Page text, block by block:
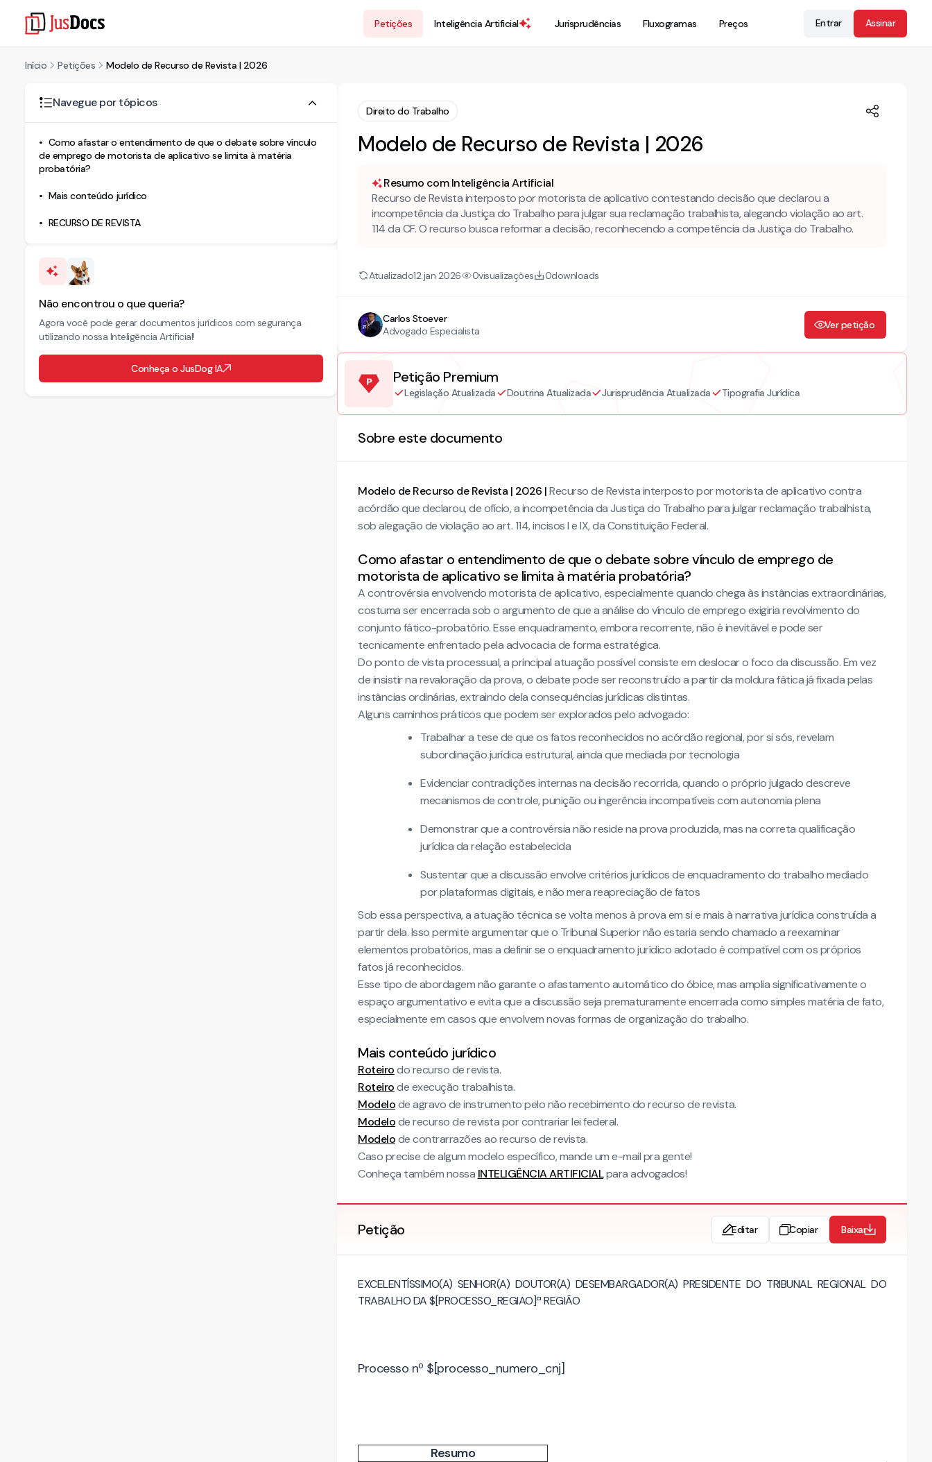
Petições Inteligência Artificial Jurisprudências Fluxogramas Preços Entrar Assinar
Início Petições Modelo de Recurso de Revista | 2026
Navegue por tópicos
Como afastar o entendimento de que o debate sobre vínculo
de emprego de motorista de aplicativo se limita à matéria
probatória?
Mais conteúdo jurídico
RECURSO DE REVISTA
Não encontrou o que queria?
Agora você pode gerar documentos jurídicos com segurança
utilizando nossa Inteligência Artificial!
Conheça o JusDog IA
Direito do Trabalho
Modelo de Recurso de Revista | 2026
Resumo com Inteligência Artificial
Recurso de Revista interposto por motorista de aplicativo contestando decisão que declarou a
incompetência da Justiça do Trabalho para julgar sua reclamação trabalhista, alegando violação ao art.
114 da CF. O recurso busca reformar a decisão, reconhecendo a competência da Justiça do Trabalho.
Atualizado12 jan 2026 0visualizações 0downloads
Carlos Stoever
Advogado Especialista
Ver petição
Petição Premium
Legislação Atualizada Doutrina Atualizada Jurisprudência Atualizada Tipografia Jurídica
Sobre este documento
Modelo de Recurso de Revista | 2026 |Recurso de Revista interposto por motorista de aplicativo contra
acórdão que declarou, de ofício, a incompetência da Justiça do Trabalho para julgar reclamação trabalhista,
sob alegação de violação ao art. 114, incisos I e IX, da Constituição Federal.
Como afastar o entendimento de que o debate sobre vínculo de emprego de
motorista de aplicativo se limita à matéria probatória?
A controvérsia envolvendo motorista de aplicativo, especialmente quando chega às instâncias extraordinárias,
costuma ser encerrada sob o argumento de que a análise do vínculo de emprego exigiria revolvimento do
conjunto fático-probatório. Esse enquadramento, embora recorrente, não é inevitável e pode ser
tecnicamente enfrentado pela advocacia de forma estratégica.
Do ponto de vista processual, a principal atuação possível consiste em deslocar o foco da discussão. Em vez
de insistir na revaloração da prova, o debate pode ser reconstruído a partir da moldura fática já fixada pelas
instâncias ordinárias, extraindo dela consequências jurídicas distintas.
Alguns caminhos práticos que podem ser explorados pelo advogado:
Trabalhar a tese de que os fatos reconhecidos no acórdão regional, por si sós, revelam
subordinação jurídica estrutural, ainda que mediada por tecnologia
Evidenciar contradições internas na decisão recorrida, quando o próprio julgado descreve
mecanismos de controle, punição ou ingerência incompatíveis com autonomia plena
Demonstrar que a controvérsia não reside na prova produzida, mas na correta qualificação
jurídica da relação estabelecida
Sustentar que a discussão envolve critérios jurídicos de enquadramento do trabalho mediado
por plataformas digitais, e não mera reapreciação de fatos
Sob essa perspectiva, a atuação técnica se volta menos à prova em si e mais à narrativa jurídica construída a
partir dela. Isso permite argumentar que o Tribunal Superior não estaria sendo chamado a reexaminar
elementos probatórios, mas a definir se o enquadramento jurídico adotado é compatível com os próprios
fatos já reconhecidos.
Esse tipo de abordagem não garante o afastamento automático do óbice, mas amplia significativamente o
espaço argumentativo e evita que a discussão seja prematuramente encerrada como simples matéria de fato,
especialmente em casos que envolvem novas formas de organização do trabalho.
Mais conteúdo jurídico
Roteirodo recurso de revista.
Roteirode execução trabalhista.
Modelode agravo de instrumento pelo não recebimento do recurso de revista.
Modelode recurso de revista por contrariar lei federal.
Modelode contrarrazões ao recurso de revista.
Caso precise de algum modelo específico, mande um e-mail pra gente!
Conheça também nossa INTELIGÊNCIA ARTIFICIALpara advogados!
Petição Editar Copiar Baixar
EXCELENTÍSSIMO(A) SENHOR(A) DOUTOR(A) DESEMBARGADOR(A) PRESIDENTE DO TRIBUNAL REGIONAL DO
TRABALHO DA $[PROCESSO_REGIAO]ª REGIÃO
Processo nº $[processo_numero_cnj]
Resumo